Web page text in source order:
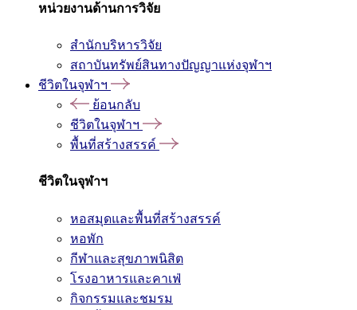
หน่วยงานด้านการวิจัย
สำนักบริหารวิจัย
สถาบันทรัพย์สินทางปัญญาแห่งจุฬาฯ
ชีวิตในจุฬาฯ
ย้อนกลับ
ชีวิตในจุฬาฯ
พื้นที่สร้างสรรค์
ชีวิตในจุฬาฯ
หอสมุดและพื้นที่สร้างสรรค์
หอพัก
กีฬาและสุขภาพนิสิต
โรงอาหารและคาเฟ่
กิจกรรมและชมรม